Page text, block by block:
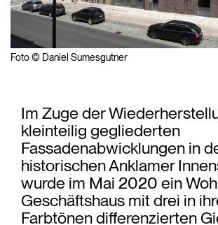
Foto © Daniel Sumesgutner
Im Zuge der
kleinteilig gegliederten
Fassadenabwicklungen in
historischen Anklamer
wurde im Mai 2020 ein
Geschäftshaus mit drei in
Farbtönen differenzierten